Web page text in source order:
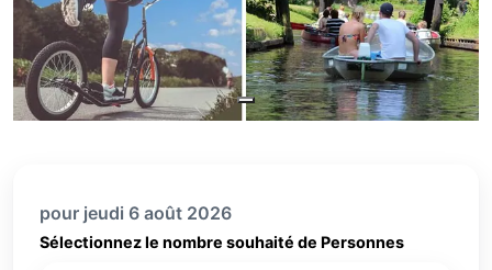
pour jeudi 6 août 2026
Sélectionnez le nombre souhaité de Personnes